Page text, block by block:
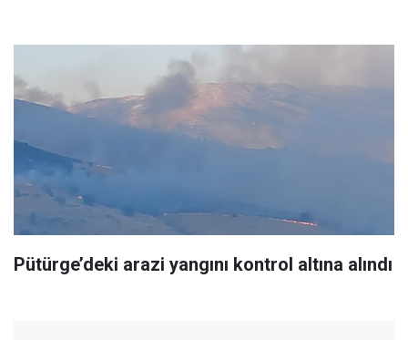
Pütürge’deki arazi yangını kontrol altına alındı